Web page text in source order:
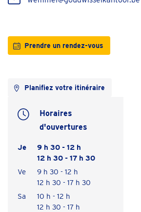
Prendre un rendez-vous
Planifiez votre itinéraire
Horaires
d'ouvertures
Je
9 h 30 - 12 h
12 h 30 - 17 h 30
Ve
9 h 30 - 12 h
12 h 30 - 17 h 30
Sa
10 h - 12 h
12 h 30 - 17 h